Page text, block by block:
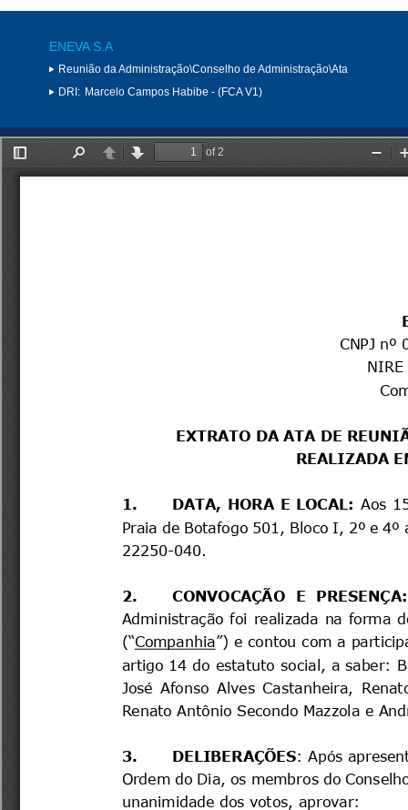
ENEVA S.A
Reunião da Administração\Conselho de Administração\Ata
DRI: Marcelo Campos Habibe - (FCA V1)